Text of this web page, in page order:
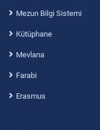
Mezun Bilgi Sistemi
Kütüphane
Mevlana
Farabi
Erasmus